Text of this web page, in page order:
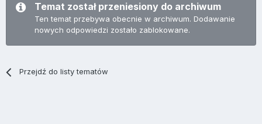
Temat został przeniesiony do archiwum
Ten temat przebywa obecnie w archiwum. Dodawanie
nowych odpowiedzi zostało zablokowane.
Przejdź do listy tematów